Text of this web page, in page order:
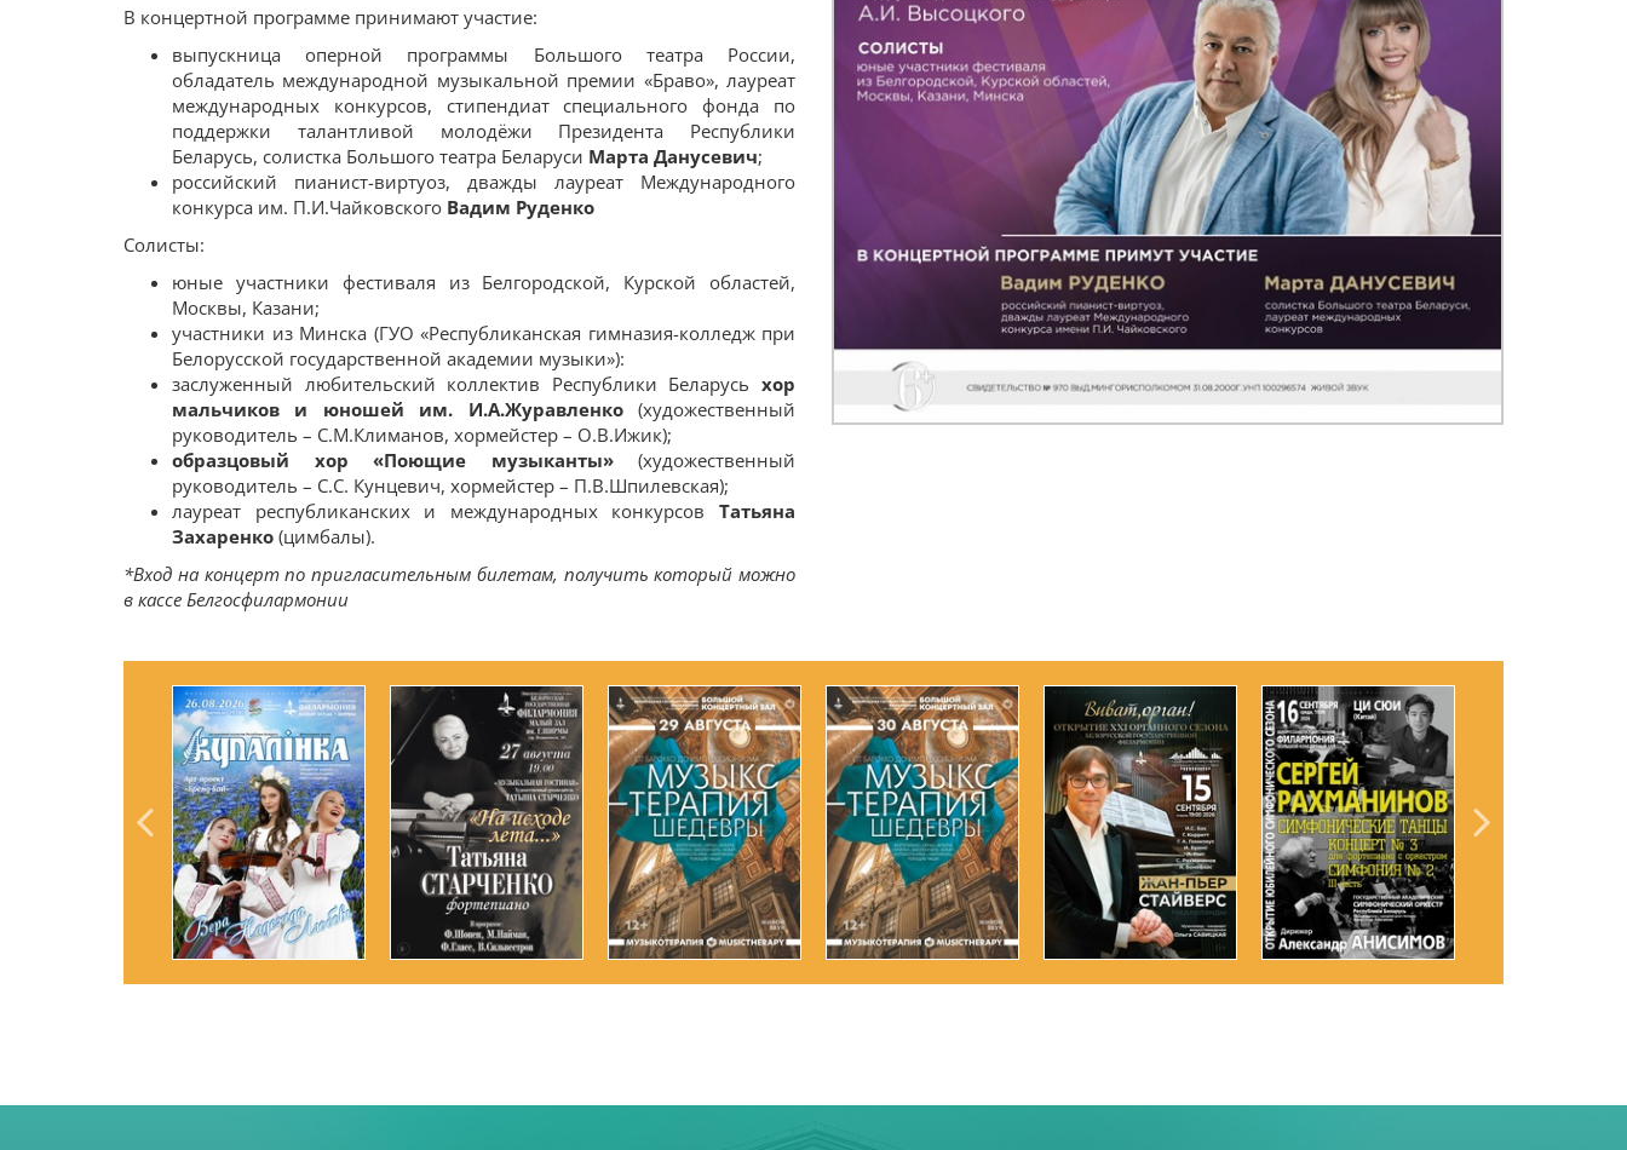
В концертной программе принимают участие:
выпускница оперной программы Большого театра России,
обладатель международной музыкальной премии «Браво», лауреат
международных конкурсов, стипендиат специального фонда по
поддержки талантливой молодёжи Президента Республики
Беларусь, солистка Большого театра Беларуси Марта Данусевич;
российский пианист-виртуоз, дважды лауреат Международного
конкурса им. П.И.Чайковского Вадим Руденко
Солисты:
юные участники фестиваля из Белгородской, Курской областей,
Москвы, Казани;
участники из Минска (ГУО «Республиканская гимназия-колледж при
Белорусской государственной академии музыки»):
заслуженный любительский коллектив Республики Беларусь хор
мальчиков и юношей им. И.А.Журавленко(художественный
руководитель – С.М.Климанов, хормейстер – О.В.Ижик);
образцовый хор «Поющие музыканты»(художественный
руководитель – С.С. Кунцевич, хормейстер – П.В.Шпилевская);
лауреат республиканских и международных конкурсов Татьяна
Захаренко (цимбалы).
*Вход на концерт по пригласительным билетам, получить который можно
в кассе Белгосфилармонии